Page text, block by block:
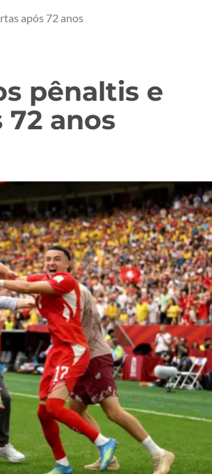
após 72 anos
pênaltis e
72 anos